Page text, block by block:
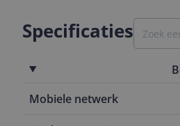
Specificaties
Mobiele netwerk